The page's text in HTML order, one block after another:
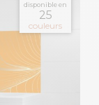
disponible en
25
couleurs